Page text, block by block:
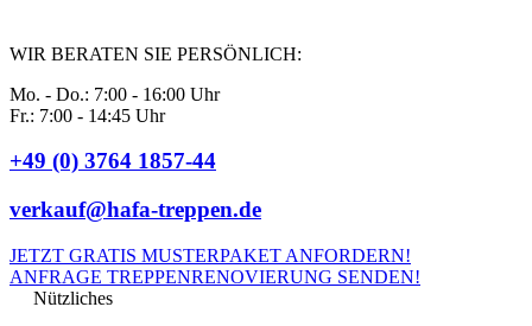
WIR BERATEN SIE PERSÖNLICH:
Mo. - Do.: 7:00 - 16:00 Uhr
Fr.: 7:00 - 14:45 Uhr
+49 (0) 3764 1857-44
verkauf@hafa-treppen.de
JETZT GRATIS MUSTERPAKET ANFORDERN!
ANFRAGE TREPPENRENOVIERUNG SENDEN!
Nützliches